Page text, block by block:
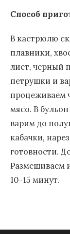
Способ
В кастрюлю
плавники,
лист, черный
петрушки и
процеживаем
мясо. В
варим до
кабачки,
готовности.
Размешиваем
10-15 минут.